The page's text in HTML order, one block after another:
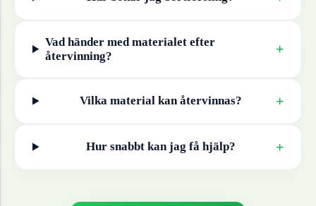
Vad händer med materialet efter
återvinning?
+
Vilka material kan återvinnas? +
Hur snabbt kan jag få hjälp? +